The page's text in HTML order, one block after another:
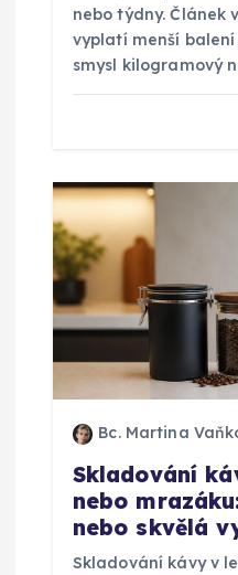
k
nebo týdny. Článek
vyplatí menší
smysl kilogramový
Bc. Martina
Skladování
nebo
nebo skvělá
Skladování kávy v